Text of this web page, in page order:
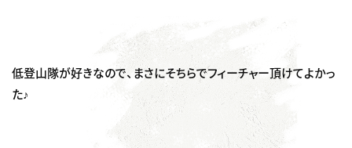
低登山隊が好きなので、まさにそちらでフィーチャー頂けてよかっ
た♪